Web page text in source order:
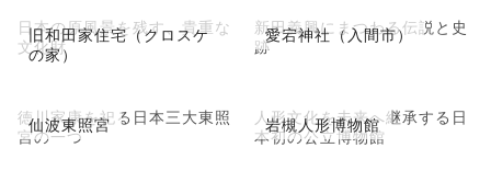
旧和田家住宅（クロスケ
の家）
日本の原風景を残す、貴重な
文化財
愛宕神社（入間市）
新田義興にまつわる伝説と史
跡
仙波東照宮
徳川家康を祀る日本三大東照
宮の一つ
岩槻人形博物館
人形文化を未来へ継承する日
本初の公立博物館